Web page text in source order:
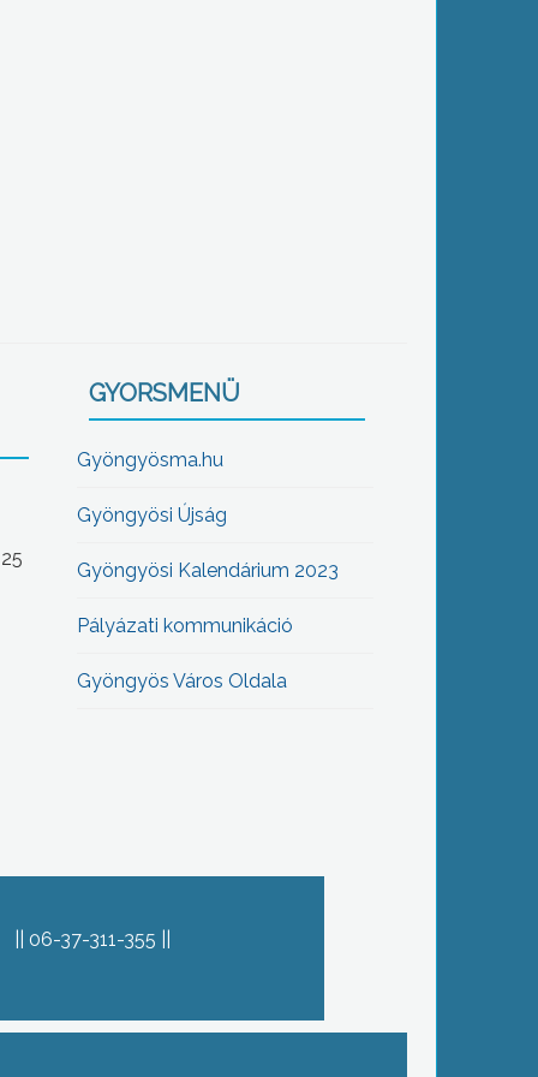
GYORSMENÜ
Gyöngyösma.hu
Gyöngyösi Újság
Gyöngyösi Kalendárium 2023
Pályázati kommunikáció
Gyöngyös Város Oldala
06-37-311-355